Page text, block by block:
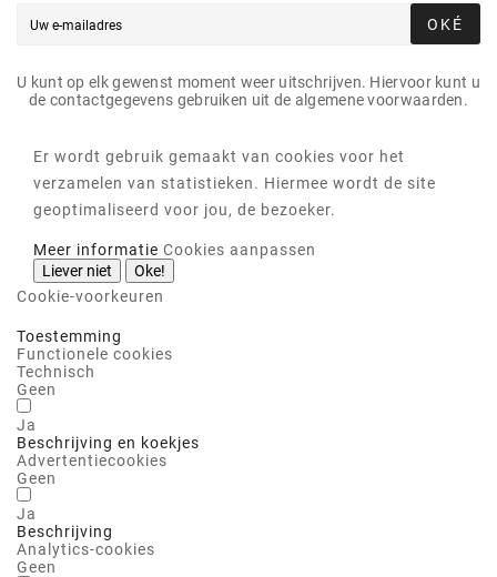
OKÉ
U kunt op elk gewenst moment weer uitschrijven. Hiervoor kunt u
de contactgegevens gebruiken uit de algemene voorwaarden.
Er wordt gebruik gemaakt van cookies voor het
verzamelen van statistieken. Hiermee wordt de site
geoptimaliseerd voor jou, de bezoeker.
Meer informatie Cookies aanpassen
Liever niet
Oke!
Cookie-voorkeuren
Toestemming
Functionele cookies
Technisch
Geen
Ja
Beschrijving en koekjes
Advertentiecookies
Geen
Ja
Beschrijving
Analytics-cookies
Geen